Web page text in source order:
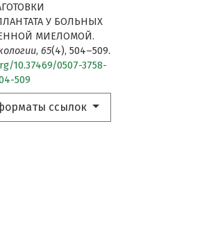
У БОЛЬНЫХ
МИЕЛОМОЙ.
, 65(4), 504–509.
10.37469/0507-3758-
509
ссылок